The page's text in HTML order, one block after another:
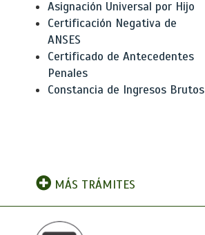
Asignación Universal por Hijo
Certificación Negativa de
ANSES
Certificado de Antecedentes
Penales
Constancia de Ingresos Brutos
MÁS TRÁMITES